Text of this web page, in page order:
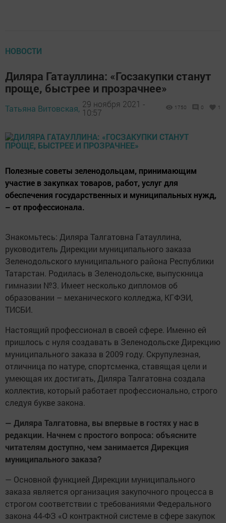
НОВОСТИ
Диляра Гатауллина: «Госзакупки станут
проще, быстрее и прозрачнее»
Татьяна Витовская, 29 ноября 2021 -
10:57
1750 0 1
Полезные советы зеленодольцам, принимающим
участие в закупках товаров, работ, услуг для
обеспечения государственных и муниципальных нужд,
– от профессионала.
Знакомьтесь: Диляра Талгатовна Гатауллина,
руководитель Дирекции муниципального заказа
Зеленодольского муниципального района Республики
Татарстан. Родилась в Зеленодольске, выпускница
гимназии №3. Имеет несколько дипломов об
образовании – механического колледжа, КГФЭИ,
ТИСБИ.
Настоящий профессионал в своей сфере. Именно ей
пришлось с нуля создавать в Зеленодольске Дирекцию
муниципального заказа в 2009 году. Скрупулезная,
отличница по натуре, спортсменка, ставящая цели и
умеющая их достигать, Диляра Талгатовна создала
коллектив, который работает профессионально, строго
следуя букве закона.
— Диляра Талгатовна, вы впервые в гостях у нас в
редакции. Начнем с простого вопроса: объясните
читателям доступно, чем занимается Дирекция
муниципального заказа?
— Основной функцией Дирекции муниципального
заказа является организация закупочного процесса в
строгом соответствии с требованиями Федерального
закона 44-ФЗ «О контрактной системе в сфере закупок